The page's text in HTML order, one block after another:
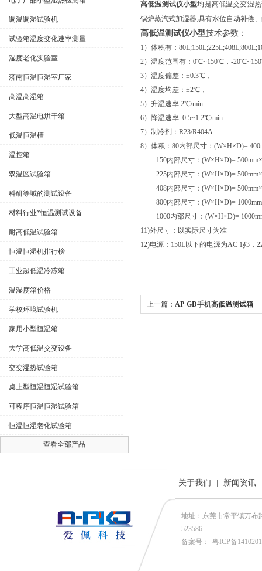
调温调湿试验机
试验箱温度变化速率测量
湿度老化实验室
济南恒温恒湿室厂家
高温高湿箱
大型高温电烘干箱
低温恒温槽
温控箱
双温区试验箱
科研等域的测试设备
材料行业*恒温测试设备
耐高低温试验箱
恒温恒湿机排行榜
工业超低温冷冻箱
温湿度箱价格
学校环境试验机
家用小型恒温箱
大学高低温交变设备
交变湿热试验箱
桌上型恒温恒湿试验箱
可程序恒温恒湿试验箱
恒温恒湿老化试验箱
查看全部产品
高低温测试仪小型均是高低温交变湿
锅炉蒸汽式加湿器,具有水位自动补偿
高低温测试仪小型技术参数：
1）体积有：
2）温度范围有：0℃~150℃，-
3）温度偏差：±0.3℃，
4）温度均差：±2℃，
5）升温速率:2℃/min
6）降温速率: 0.5~1.2℃/min
7）制冷剂：R23/R404A
8）体积：80内部尺寸：(W×H×D)=
150内部尺寸：(W×H×D)=
225内部尺寸：(W×H×D)=
408内部尺寸：(W×H×D)=
800内部尺寸：(W×H×D)=
1000内部尺寸：(W×H×D)=
11)外尺寸：以实际尺寸为准
12)电源：150L以下的电源为AC 1∮3，
上一篇： AP-GD手机高低温测试箱
关于我们 新闻资讯
地址：东莞市常平镇万布
523586
备案号：
粤ICP备